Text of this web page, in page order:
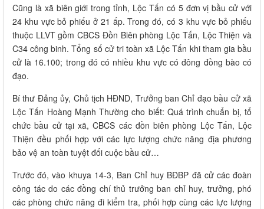
Cũng là xã biên giới trong tỉnh, Lộc Tấn có 5 đơn vị bầu cử với
24 khu vực bỏ phiếu ở 21 ấp. Trong đó, có 3 khu vực bỏ phiếu
thuộc LLVT gồm CBCS Đồn Biên phòng Lộc Tấn, Lộc Thiện và
C34 công binh. Tổng số cử tri toàn xã Lộc Tấn khi tham gia bầu
cử là 16.100; trong đó có nhiều khu vực có đông đồng bào có
đạo.
Bí thư Đảng ủy, Chủ tịch HĐND, Trưởng ban Chỉ đạo bầu cử xã
Lộc Tấn Hoàng Mạnh Thường cho biết: Quá trình chuẩn bị, tổ
chức bầu cử tại xã, CBCS các đồn biên phòng Lộc Tấn, Lộc
Thiện đều phối hợp với các lực lượng chức năng địa phương
bảo vệ an toàn tuyệt đối cuộc bầu cử…
Trước đó, vào khuya 14-3, Ban Chỉ huy BĐBP đã cử các đoàn
công tác do các đồng chí thủ trưởng ban chỉ huy, trưởng, phó
các phòng chức năng đi kiểm tra, phối hợp cùng các lực lượng